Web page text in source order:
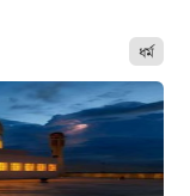
ধর্ম